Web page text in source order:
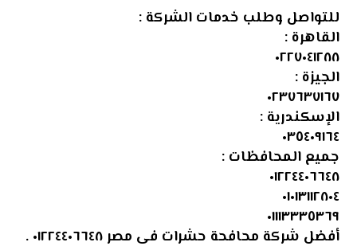
للتواصل وطلب خدمات الشركة :
القاهرة :
٠٢٢٧٠٤١٢٨٨
الجيزة :
٠٢٣٧٦٣٧١٦٧
الإسكندرية :
٠٣٥٤٠٩١٦٤
جميع المحافظات :
٠١٢٢٤٤٠٦٦٤٨
٠١٠١٣١١٢٨٠٤
٠١١١٣٣٣٥٣٦٩
أفضل شركة محافحة حشرات فى مصر ٠١٢٢٤٤٠٦٦٤٨
.